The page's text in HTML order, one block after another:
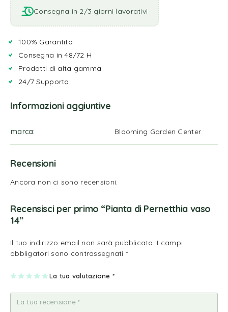
Consegna in 2/3 giorni lavorativi
100% Garantito
Consegna in 48/72 H
Prodotti di alta gamma
24/7 Supporto
Informazioni aggiuntive
marca Blooming Garden Center
Recensioni
Ancora non ci sono recensioni.
Recensisci per primo “Pianta di Pernetthia vaso
14”
Il tuo indirizzo email non sarà pubblicato. I campi
obbligatori sono contrassegnati *
La tua valutazione *
1
a
2
e
su
5
3
e
su
5
4
e
su
5
5
e
su
5